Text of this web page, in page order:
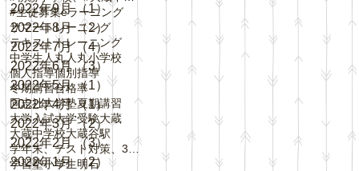
2022年9月 （1） 1件の記事
2022年8月 （2）2件の記事
2022年7月 （4）4件の記事
2022年6月 （3） 3件の記事
2022年5月 （1）1件の記事
2022年4月 （1）1件の記事
2022年3月 （2）2件の記事
2022年2月 （3）3件の記事
2022年1月 （2） 2件の記事
#生徒募集eラーニング
サマートレーニング
テキストトレーニング
中学生人丸人丸小学校
個人指導個別指導
冬期講習合格率
同志社大学塾夏期講習
大学入試大学受験大蔵
大蔵中学校大蔵谷駅
学年末、テスト対策、3学期、内申点、評定、
学習塾小学生明石